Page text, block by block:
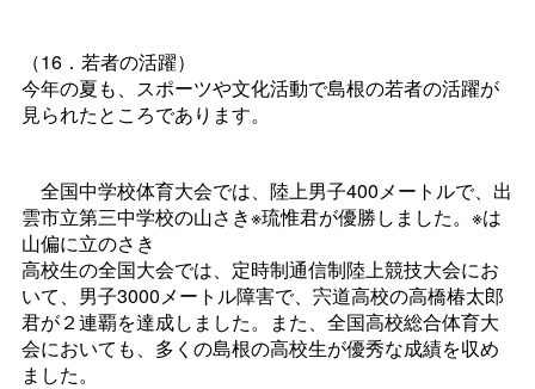
（16．若者の活躍）
今年の夏も、スポーツや文化活動で島根の若者の活躍が
見られたところであります。
全国中学校体育大会では、陸上男子400メートルで、出
雲市立第三中学校の山さき※琉惟君が優勝しました。※は
山偏に立のさき
高校生の全国大会では、定時制通信制陸上競技大会にお
いて、男子3000メートル障害で、宍道高校の高橋椿太郎
君が２連覇を達成しました。また、全国高校総合体育大
会においても、多くの島根の高校生が優秀な成績を収め
ました。